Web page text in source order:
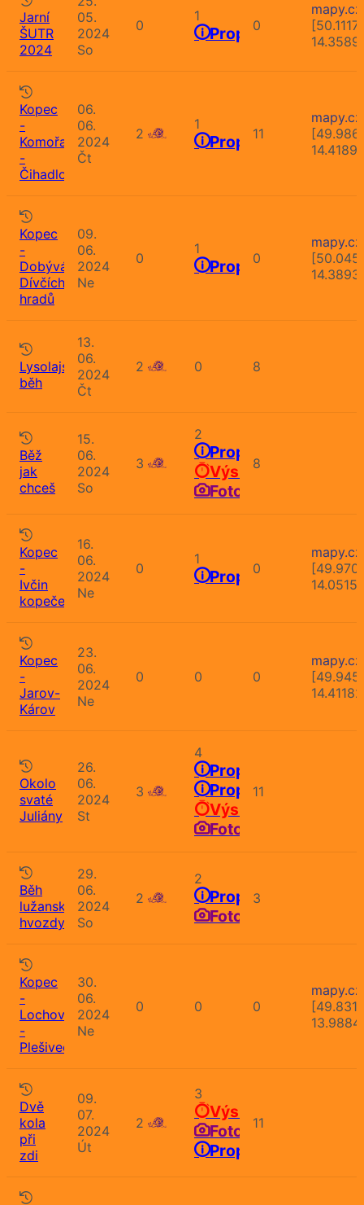
Jarní
ŠUTR
2024
05.
2024
So
0
1
Propozice
0
Kopec
-
Komořany
-
Čihadlo
06.
06.
2024
Čt
2
1
Propozice
11
Kopec
-
Dobývání
Dívčích
hradů
09.
06.
2024
Ne
0
1
Propozice
0
Lysolajský
běh
13.
06.
2024
Čt
2 0 8
Běž
jak
chceš
15.
06.
2024
So
3
2
Propozice
Výsledky
Fotografie
8
Kopec
-
Ivčin
kopeček
16.
06.
2024
Ne
0
1
Propozice
0
Kopec
-
Jarov-
Károv
23.
06.
2024
Ne
0 0 0
Okolo
svaté
Juliány
26.
06.
2024
St
3
4
Propozice
Propozice
Výsledky
Fotografie
11
Běh
lužanskými
hvozdy
29.
06.
2024
So
2
2
Propozice
Fotografie
3
Kopec
-
Lochovice
-
Plešivec
30.
06.
2024
Ne
0 0 0
Dvě
kola
při
zdi
09.
07.
2024
Út
2
3
Výsledky
Fotografie
Propozice
11